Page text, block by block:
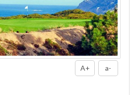
A+ a-